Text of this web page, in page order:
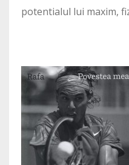
potentialul lui maxim,